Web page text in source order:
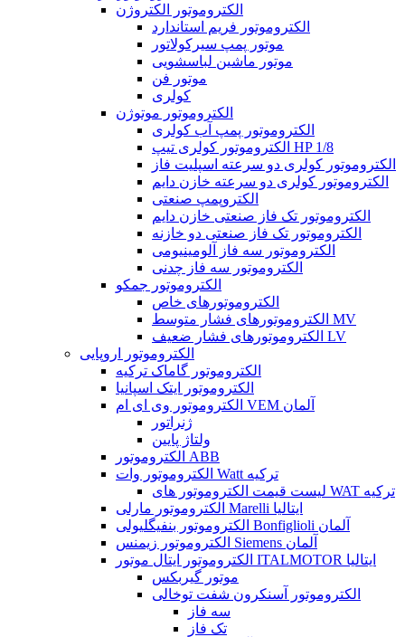
الکتروموتور الکتروژن
الکتروموتور فریم استاندارد
موتور پمپ سیرکولاتور
موتور ماشین لباسشویی
موتور فن
کولری
الکتروموتور موتوژن
الکتروموتور پمپ آب کولری
الکتروموتور کولری تیپ HP 1/8
الکتروموتور کولری دو سرعته اسپلیت فاز
الکتروموتور کولری دو سرعته خازن دایم
الکتروپمپ صنعتی
الکتروموتور تک فاز صنعتی خازن دایم
الکتروموتور تک فاز صنعتی دو خازنه
الکتروموتور سه فاز آلومینیومی
الکتروموتور سه فاز چدنی
الکتروموتور جمکو
الکتروموتورهای خاص
الکتروموتورهای فشار متوسط MV
الکتروموتورهای فشار ضعیف LV
الکتروموتور اروپایی
الکتروموتور گاماک ترکیه
الکتروموتور ایتک اسپانیا
الکتروموتور وی ای ام VEM آلمان
ژنراتور
ولتاژ پایین
الکتروموتور ABB
الکتروموتور وات Watt ترکیه
لیست قیمت الکتروموتور های WAT ترکیه
الکتروموتور مارلی Marelli ایتالیا
الکتروموتور بنفیگلیولی Bonfiglioli آلمان
الکتروموتور زیمنس Siemens آلمان
الکتروموتور ایتال موتور ITALMOTOR ایتالیا
موتور گیربکس
الکتروموتور آسنکرون شفت توخالی
سه فاز
تک فاز